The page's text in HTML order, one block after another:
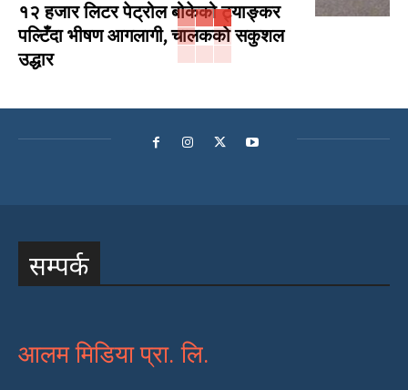
१२ हजार लिटर पेट्रोल बोकेको ट्याङ्कर
पल्टिँदा भीषण आगलागी, चालकको सकुशल
उद्धार
सम्पर्क
आलम मिडिया प्रा. लि.